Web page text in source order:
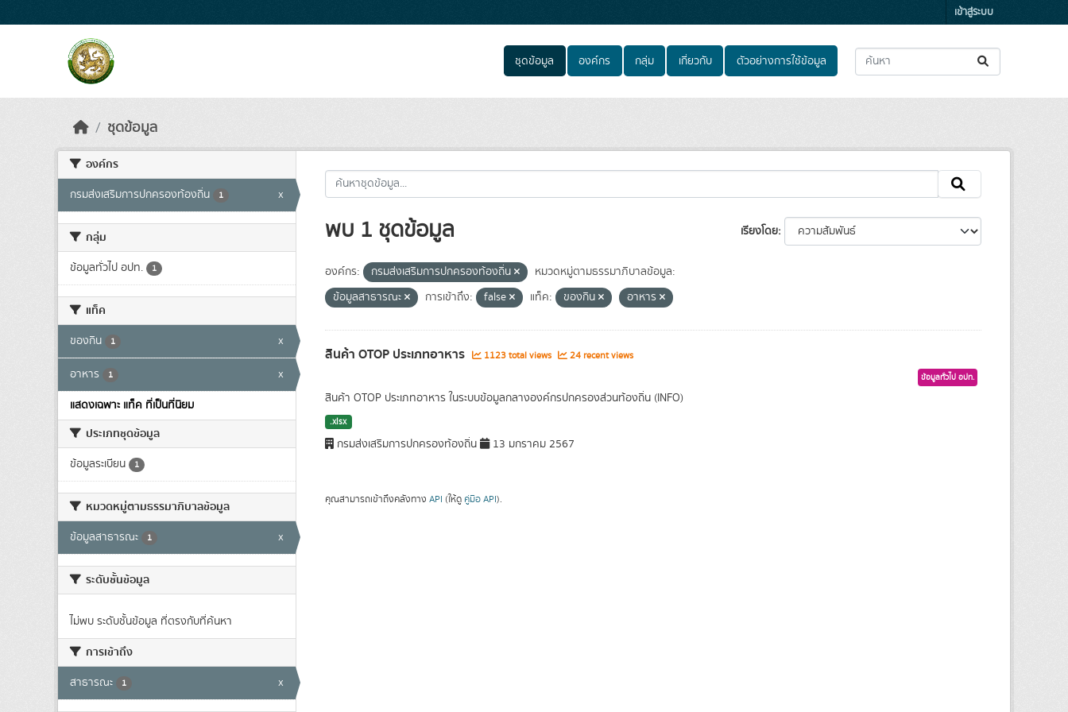
เข้าสู่ระบบ
ชุดข้อมูล องค์กร กลุ่ม เกี่ยวกับ ตัวอย่างการใช้ข้อมูล
ชุดข้อมูล
องค์กร
กรมส่งเสริมการปกครองท้องถิ่น 1 x
กลุ่ม
ข้อมูลทั่วไป อปท. 1
แท็ค
ของกิน 1 x
อาหาร 1
x
แสดงเฉพาะ แท็ค ที่เป็นที่นิยม
ประเภทชุดข้อมูล
ข้อมูลระเบียน 1
หมวดหมู่ตามธรรมาภิบาลข้อมูล
ข้อมูลสาธารณะ 1 x
ระดับชั้นข้อมูล
ไม่พบ ระดับชั้นข้อมูล ที่ตรงกับที่ค้นหา
การเข้าถึง
สาธารณะ 1 x
เรียงโดย
พบ 1 ชุดข้อมูล
องค์กร: กรมส่งเสริมการปกครองท้องถิ่น
หมวดหมู่ตามธรรมาภิบาลข้อมูล:
ข้อมูลสาธารณะ
การเข้าถึง: false แท็ค: ของกิน อาหาร
สินค้า OTOP ประเภทอาหาร 1123 total views 24 recent views
ข้อมูลทั่วไป อปท.
สินค้า OTOP ประเภทอาหาร ในระบบข้อมูลกลางองค์กรปกครองส่วนท้องถิ่น (INFO)
.xlsx
กรมส่งเสริมการปกครองท้องถิ่น 13 มกราคม 2567
คุณสามารถเข้าถึงคลังทาง API (ให้ดู คู่มือ API).